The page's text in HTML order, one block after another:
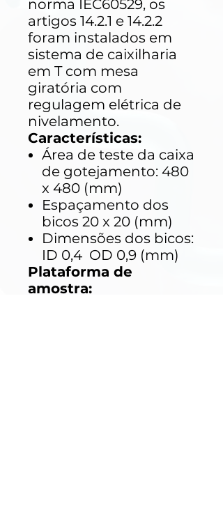
norma IEC60529, os
artigos 14.2.1 e 14.2.2
foram instalados em
sistema de caixilharia
em T com mesa
giratória com
regulagem elétrica de
nivelamento.
Características:
Área de teste da caixa
de gotejamento: 480
x 480 (mm)
Espaçamento dos
bicos 20 x 20 (mm)
Dimensões dos bicos:
ID 0,4 OD 0,9 (mm)
Plataforma de
amostra: